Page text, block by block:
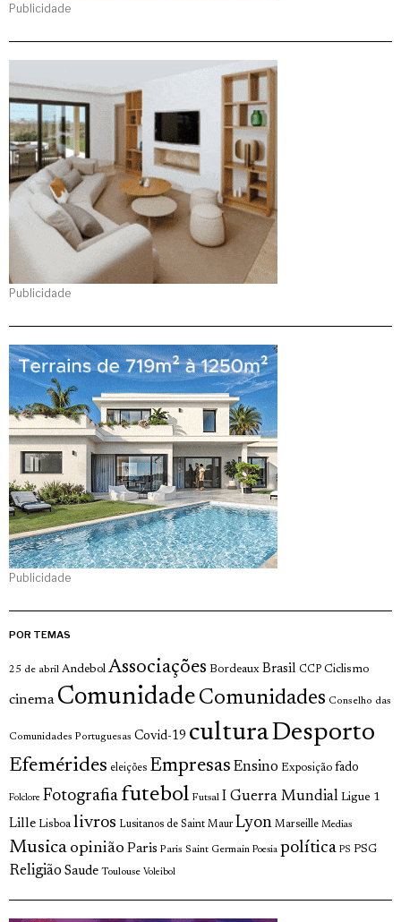
Publicidade
Publicidade
Publicidade
POR TEMAS
25 de abril Andebol Associações Bordeaux Brasil CCP Ciclismo
cinema Comunidade Comunidades Conselho das
Comunidades Portuguesas Covid-19 culturaDesporto
Efemérides eleições Empresas Ensino Exposição fado
Folclore Fotografia futebol Futsal I Guerra Mundial Ligue 1
Lille Lisboa livros Lusitanos de Saint Maur Lyon Marseille Medias
Musica opinião Paris Paris Saint Germain Poesia política PS PSG
Religião Saude Toulouse Voleibol